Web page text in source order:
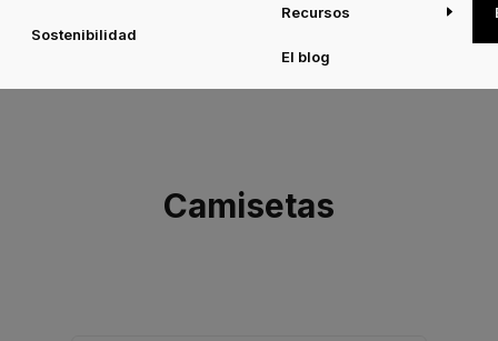
Sostenibilidad
Recursos
El blog
Camisetas